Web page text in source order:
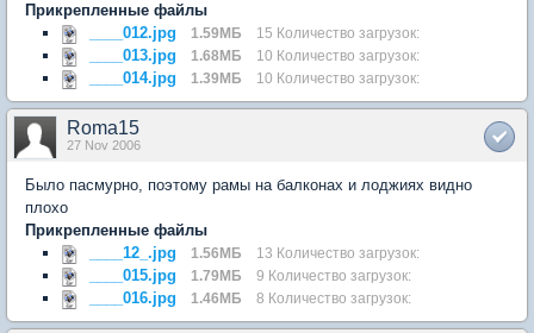
Прикрепленные файлы
____012.jpg
1.59МБ 15 Количество загрузок:
____013.jpg 1.68МБ 10 Количество загрузок:
____014.jpg 1.39МБ 10 Количество загрузок:
Roma15
27 Nov 2006
Было пасмурно, поэтому рамы на балконах и лоджиях видно
плохо
Прикрепленные файлы
____12_.jpg
1.56МБ 13 Количество загрузок:
____015.jpg 1.79МБ 9 Количество загрузок:
____016.jpg 1.46МБ 8 Количество загрузок: